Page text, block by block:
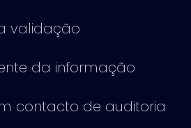
validação
da informação
contacto de auditoria